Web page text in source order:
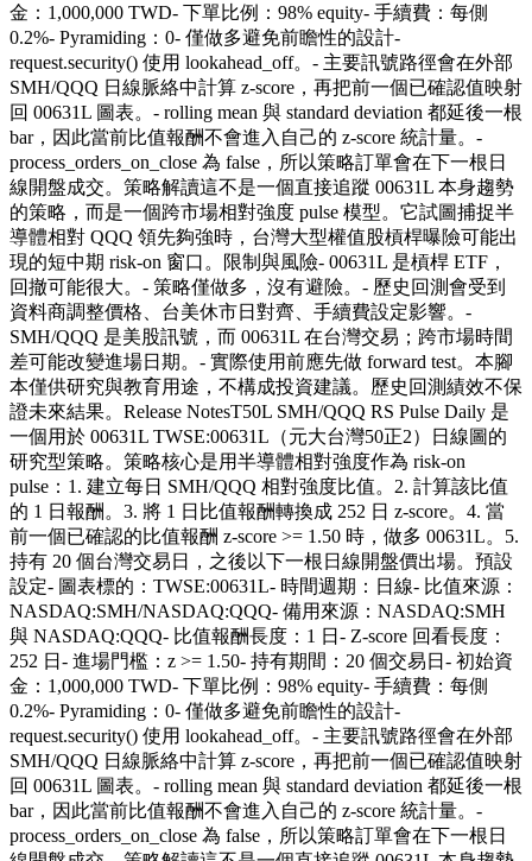
金：1,000,000 TWD- 下單比例：98% equity- 手續費：每側
0.2%- Pyramiding：0- 僅做多避免前瞻性的設計-
request.security() 使用 lookahead_off。- 主要訊號路徑會在外部
SMH/QQQ 日線脈絡中計算 z-score，再把前一個已確認值映射
回 00631L 圖表。- rolling mean 與 standard deviation 都延後一根
bar，因此當前比值報酬不會進入自己的 z-score 統計量。-
process_orders_on_close 為 false，所以策略訂單會在下一根日
線開盤成交。策略解讀這不是一個直接追蹤 00631L 本身趨勢
的策略，而是一個跨市場相對強度 pulse 模型。它試圖捕捉半
導體相對 QQQ 領先夠強時，台灣大型權值股槓桿曝險可能出
現的短中期 risk-on 窗口。限制與風險- 00631L 是槓桿 ETF，
回撤可能很大。- 策略僅做多，沒有避險。- 歷史回測會受到
資料商調整價格、台美休市日對齊、手續費設定影響。-
SMH/QQQ 是美股訊號，而 00631L 在台灣交易；跨市場時間
差可能改變進場日期。- 實際使用前應先做 forward test。本腳
本僅供研究與教育用途，不構成投資建議。歷史回測績效不保
證未來結果。Release NotesT50L SMH/QQQ RS Pulse Daily 是
一個用於 00631L TWSE:00631L（元大台灣50正2）日線圖的
研究型策略。策略核心是用半導體相對強度作為 risk-on
pulse：1. 建立每日 SMH/QQQ 相對強度比值。2. 計算該比值
的 1 日報酬。3. 將 1 日比值報酬轉換成 252 日 z-score。4. 當
前一個已確認的比值報酬 z-score >= 1.50 時，做多 00631L。5.
持有 20 個台灣交易日，之後以下一根日線開盤價出場。預設
設定- 圖表標的：TWSE:00631L- 時間週期：日線- 比值來源：
NASDAQ:SMH/NASDAQ:QQQ- 備用來源：NASDAQ:SMH
與 NASDAQ:QQQ- 比值報酬長度：1 日- Z-score 回看長度：
252 日- 進場門檻：z >= 1.50- 持有期間：20 個交易日- 初始資
金：1,000,000 TWD- 下單比例：98% equity- 手續費：每側
0.2%- Pyramiding：0- 僅做多避免前瞻性的設計-
request.security() 使用 lookahead_off。- 主要訊號路徑會在外部
SMH/QQQ 日線脈絡中計算 z-score，再把前一個已確認值映射
回 00631L 圖表。- rolling mean 與 standard deviation 都延後一根
bar，因此當前比值報酬不會進入自己的 z-score 統計量。-
process_orders_on_close 為 false，所以策略訂單會在下一根日